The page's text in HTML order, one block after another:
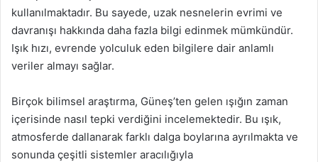
kullanılmaktadır. Bu sayede, uzak nesnelerin evrimi ve
davranışı hakkında daha fazla bilgi edinmek mümkündür.
Işık hızı, evrende yolculuk eden bilgilere dair anlamlı
veriler almayı sağlar.
Birçok bilimsel araştırma, Güneş’ten gelen ışığın zaman
içerisinde nasıl tepki verdiğini incelemektedir. Bu ışık,
atmosferde dallanarak farklı dalga boylarına ayrılmakta ve
sonunda çeşitli sistemler aracılığıyla